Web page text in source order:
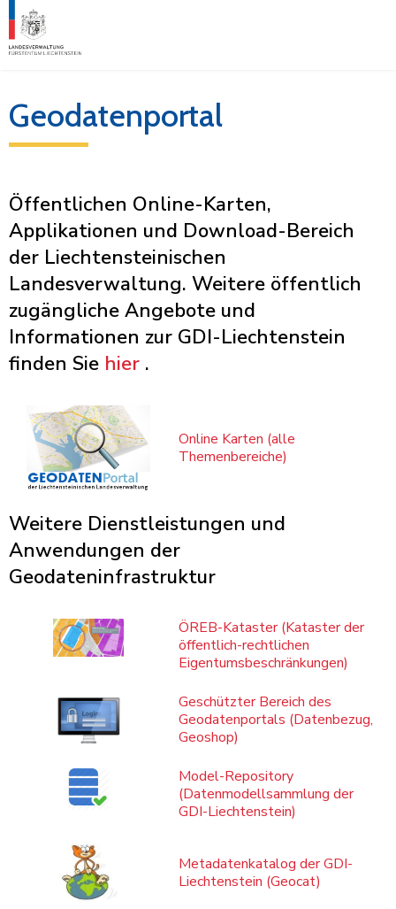
Geodatenportal
Öffentlichen Online-Karten,
Applikationen und Download-Bereich
der Liechtensteinischen
Landesverwaltung. Weitere öffentlich
zugängliche Angebote und
Informationen zur GDI-Liechtenstein
finden Sie hier .
Online Karten (alle
Themenbereiche)
Weitere Dienstleistungen und
Anwendungen der
Geodateninfrastruktur
ÖREB-Kataster (Kataster der
öffentlich-rechtlichen
Eigentumsbeschränkungen)
Geschützter Bereich des
Geodatenportals (Datenbezug,
Geoshop)
Model-Repository
(Datenmodellsammlung der
GDI-Liechtenstein)
Metadatenkatalog der GDI-
Liechtenstein (Geocat)